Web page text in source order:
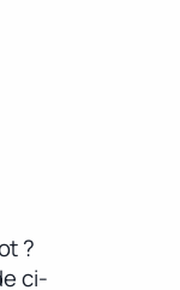
?
ci-